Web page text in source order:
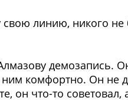
свою линию, никого
демозапись.
комфортно. Он не
что-то советовал,